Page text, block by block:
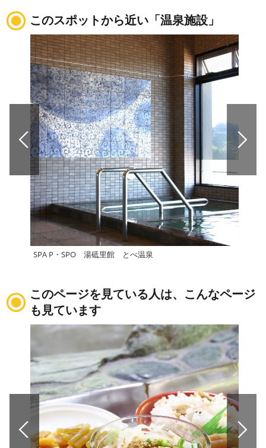
このスポットから近い「温泉施設」
SPA P・SPO 湯砥里館 とべ温泉
このページを見ている人は、こんなページ
も見ています